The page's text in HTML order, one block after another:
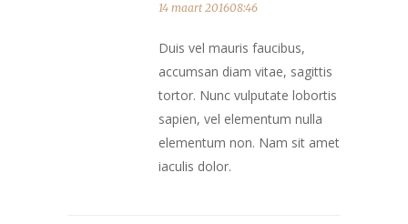
14 maart 201608:46
Duis vel mauris faucibus,
accumsan diam vitae, sagittis
tortor. Nunc vulputate lobortis
sapien, vel elementum nulla
elementum non. Nam sit amet
iaculis dolor.